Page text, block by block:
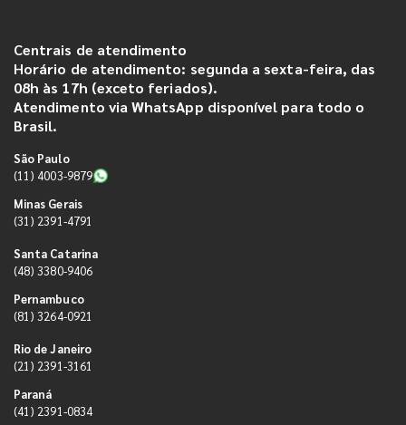
Centrais de atendimento
Horário de atendimento: segunda a sexta-feira, das
08h às 17h (exceto feriados).
Atendimento via WhatsApp disponível para todo o
Brasil.
São Paulo
(11) 4003-9879
Minas Gerais
(31) 2391-4791
Santa Catarina
(48) 3380-9406
Pernambuco
(81) 3264-0921
Rio de Janeiro
(21) 2391-3161
Paraná
(41) 2391-0834